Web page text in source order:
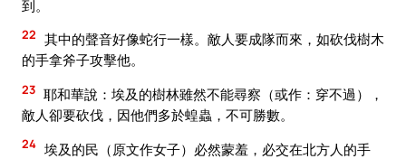
到。
22 其中的聲音好像蛇行一樣。敵人要成隊而來，如砍伐樹木
的手拿斧子攻擊他。
23 耶和華說：埃及的樹林雖然不能尋察（或作：穿不過），
敵人卻要砍伐，因他們多於蝗蟲，不可勝數。
24 埃及的民（原文作女子）必然蒙羞，必交在北方人的手